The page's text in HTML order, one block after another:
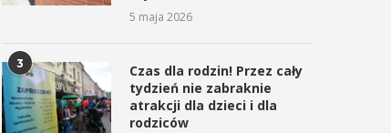
5 maja 2026
3
Czas dla rodzin! Przez cały
tydzień nie zabraknie
atrakcji dla dzieci i dla
rodziców